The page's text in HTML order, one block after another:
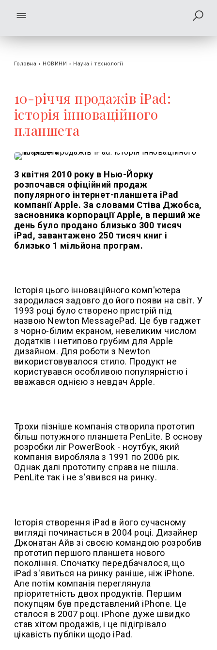
Головна › НОВИНИ › Наука і технології
10-річчя продажів iPad:
історія інноваційного
планшета
3 квітня 2010 року в Нью-Йорку
розпочався офіційний продаж
популярного інтернет-планшета iPad
компанії Apple. За словами Стіва Джобса,
засновника корпорації Apple, в перший же
день було продано близько 300 тисяч
iPad, завантажено 250 тисяч книг і
близько 1 мільйона програм.
Історія цього інноваційного комп'ютера
зародилася задовго до його появи на світ. У
1993 році було створено пристрій під
назвою Newton MessagePad. Це був гаджет
з чорно-білим екраном, невеликим числом
додатків і нетипово грубим для Apple
дизайном. Для роботи з Newton
використовувалося стило. Продукт не
користувався особливою популярністю і
вважався однією з невдач Apple.
Трохи пізніше компанія створила прототип
більш потужного планшета PenLite. В основу
розробки ліг PowerBook - ноутбук, який
компанія виробляла з 1991 по 2006 рік.
Однак далі прототипу справа не пішла.
PenLite так і не з'явився на ринку.
Історія створення iPad в його сучасному
вигляді починається в 2004 році. Дизайнер
Джонатан Айв зі своєю командою розробив
прототип першого планшета нового
покоління. Спочатку передбачалося, що
iPad з'явиться на ринку раніше, ніж iPhone.
Але потім компанія переглянула
пріоритетність двох продуктів. Першим
покупцям був представлений iPhone. Це
сталося в 2007 році. iPhone дуже швидко
став хітом продажів, і це підігрівало
цікавість публіки щодо iPad.